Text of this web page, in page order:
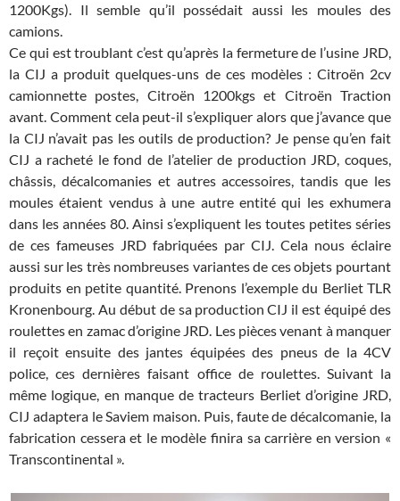
1200Kgs). Il semble qu’il possédait aussi les moules des
camions.
Ce qui est troublant c’est qu’après la fermeture de l’usine JRD,
la CIJ a produit quelques-uns de ces modèles : Citroën 2cv
camionnette postes, Citroën 1200kgs et Citroën Traction
avant. Comment cela peut-il s’expliquer alors que j’avance que
la CIJ n’avait pas les outils de production? Je pense qu’en fait
CIJ a racheté le fond de l’atelier de production JRD, coques,
châssis, décalcomanies et autres accessoires, tandis que les
moules étaient vendus à une autre entité qui les exhumera
dans les années 80. Ainsi s’expliquent les toutes petites séries
de ces fameuses JRD fabriquées par CIJ. Cela nous éclaire
aussi sur les très nombreuses variantes de ces objets pourtant
produits en petite quantité. Prenons l’exemple du Berliet TLR
Kronenbourg. Au début de sa production CIJ il est équipé des
roulettes en zamac d’origine JRD. Les pièces venant à manquer
il reçoit ensuite des jantes équipées des pneus de la 4CV
police, ces dernières faisant office de roulettes. Suivant la
même logique, en manque de tracteurs Berliet d’origine JRD,
CIJ adaptera le Saviem maison. Puis, faute de décalcomanie, la
fabrication cessera et le modèle finira sa carrière en version «
Transcontinental ».